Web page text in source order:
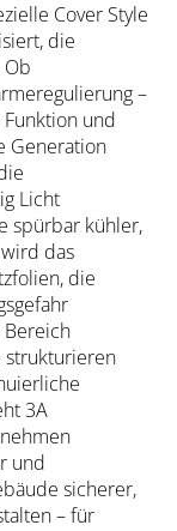
Cover Style
die
–
und
Generation
Licht
spürbar kühler,
das
die
strukturieren
3A
und
sicherer,
– für